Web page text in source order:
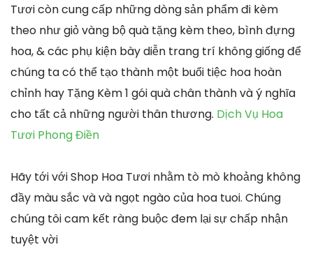
Tươi còn cung cấp những dòng sản phẩm đi kèm
theo như giỏ vàng bộ quà tặng kèm theo, bình đựng
hoa, & các phụ kiện bày diễn trang trí không giống để
chúng ta có thể tạo thành một buổi tiệc hoa hoàn
chỉnh hay Tặng Kèm 1 gói quà chân thành và ý nghĩa
cho tất cả những người thân thương. Dịch Vụ Hoa
Tươi Phong Điền
Hãy tới với Shop Hoa Tươi nhằm tò mò khoảng không
đầy màu sắc và và ngọt ngào của hoa tuoi. Chúng
chúng tôi cam kết ràng buộc đem lại sự chấp nhận
tuyệt vời